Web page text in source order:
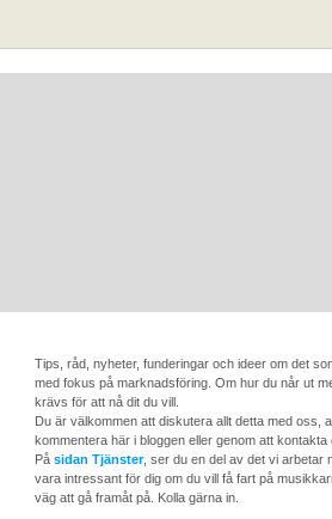
Tips, råd, nyheter, funderingar och ideer om det
med fokus på marknadsföring. Om hur du når ut
krävs för att nå dit du vill.
Du är välkommen att diskutera allt detta med oss,
kommentera här i bloggen eller genom att kontakta
På sidan Tjänster, ser du en del av det vi arbetar
vara intressant för dig om du vill få fart på
väg att gå framåt på. Kolla gärna in.